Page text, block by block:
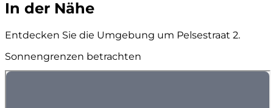
In der Nähe
Entdecken Sie die Umgebung um Pelsestraat 2.
Sonnengrenzen betrachten